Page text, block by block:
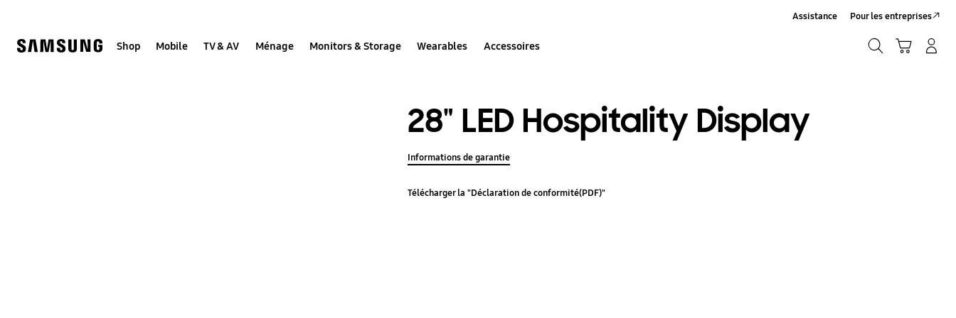
Shop Mobile TV & AV Ménage Monitors & Storage Wearables Accessoires
Assistance Pour les entreprises
28" LED Hospitality Display
Informations de garantie
Télécharger la "Déclaration de conformité(PDF)"